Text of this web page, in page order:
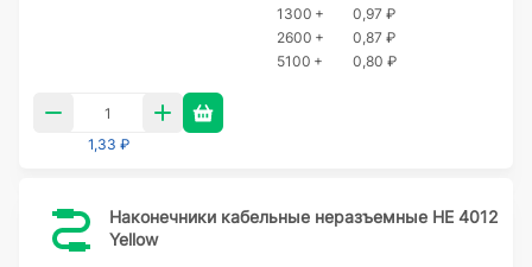
1300 +
0,97 ₽
2600 +
0,87 ₽
5100 +
0,80 ₽
1,33 ₽
Наконечники кабельные неразъемные HE 4012
Yellow